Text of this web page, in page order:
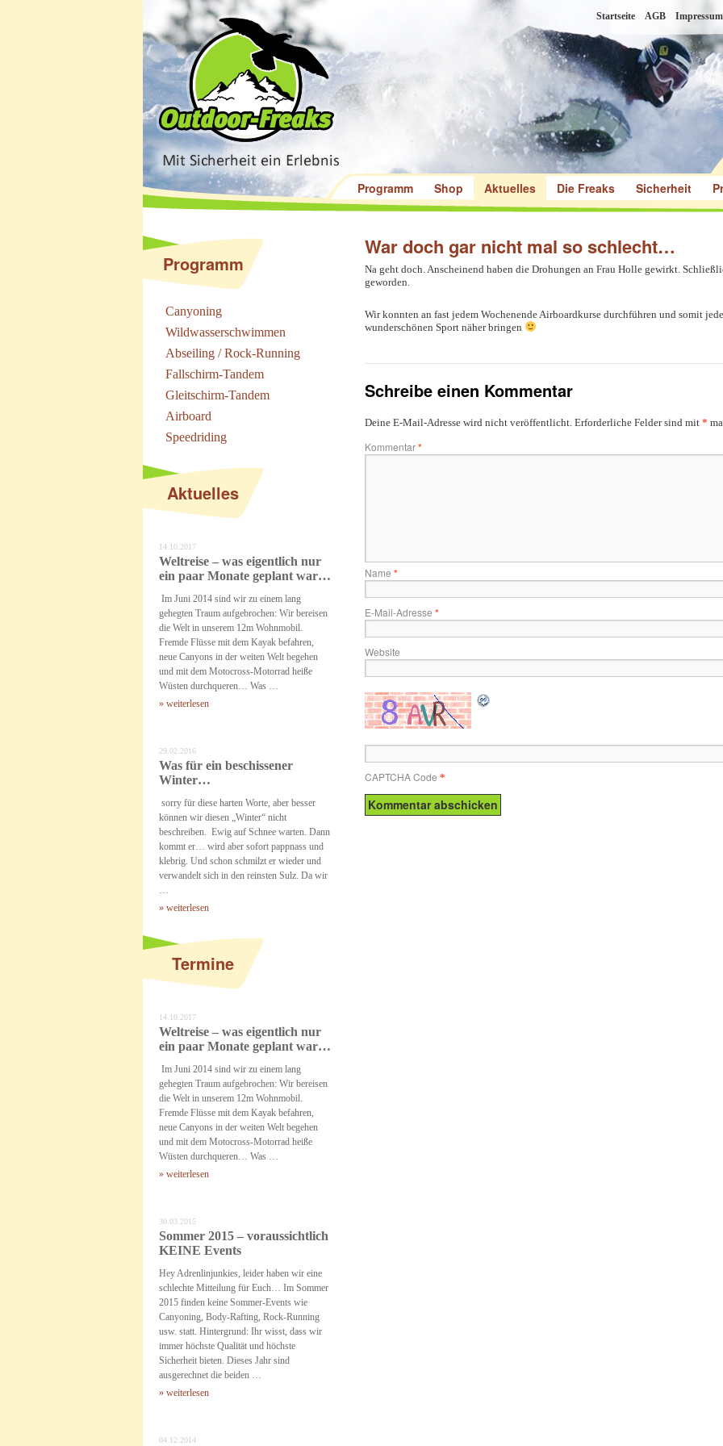
Startseite AGB Impressum
Programm Shop Aktuelles Die Freaks Sicherheit
Programm
Canyoning
Wildwasserschwimmen
Abseiling / Rock-Running
Fallschirm-Tandem
Gleitschirm-Tandem
Airboard
Speedriding
Aktuelles
14.10.2017
Weltreise – was eigentlich nur
ein paar Monate geplant war…
Im Juni 2014 sind wir zu einem lang
gehegten Traum aufgebrochen: Wir bereisen
die Welt in unserem 12m Wohnmobil.
Fremde Flüsse mit dem Kayak befahren,
neue Canyons in der weiten Welt begehen
und mit dem Motocross-Motorrad heiße
Wüsten durchqueren… Was …
» weiterlesen
29.02.2016
Was für ein beschissener
Winter…
sorry für diese harten Worte, aber besser
können wir diesen „Winter“ nicht
beschreiben. Ewig auf Schnee warten. Dann
kommt er… wird aber sofort pappnass und
klebrig. Und schon schmilzt er wieder und
verwandelt sich in den reinsten Sulz. Da wir
…
» weiterlesen
Termine
14.10.2017
Weltreise – was eigentlich nur
ein paar Monate geplant war…
Im Juni 2014 sind wir zu einem lang
gehegten Traum aufgebrochen: Wir bereisen
die Welt in unserem 12m Wohnmobil.
Fremde Flüsse mit dem Kayak befahren,
neue Canyons in der weiten Welt begehen
und mit dem Motocross-Motorrad heiße
Wüsten durchqueren… Was …
» weiterlesen
30.03.2015
Sommer 2015 – voraussichtlich
KEINE Events
Hey Adrenlinjunkies, leider haben wir eine
schlechte Mitteilung für Euch… Im Sommer
2015 finden keine Sommer-Events wie
Canyoning, Body-Rafting, Rock-Running
usw. statt. Hintergrund: Ihr wisst, dass wir
immer höchste Qualität und höchste
Sicherheit bieten. Dieses Jahr sind
ausgerechnet die beiden …
» weiterlesen
04.12.2014
War doch gar nicht mal so schlecht…
Na geht doch. Anscheinend haben die Drohungen an Frau Holle gewirkt.
geworden.
Wir konnten an fast jedem Wochenende Airboardkurse durchführen und somit
wunderschönen Sport näher bringen
Schreibe einen Kommentar
Deine E-Mail-Adresse wird nicht veröffentlicht. Erforderliche Felder sind mit *
Kommentar*
Name *
E-Mail-Adresse *
Website
CAPTCHA Code *